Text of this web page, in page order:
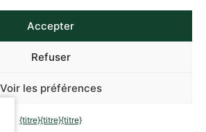
Accepter
Refuser
Voir les préférences
{titre}{titre}{titre}
TousPolitique de confidentialité
cookies